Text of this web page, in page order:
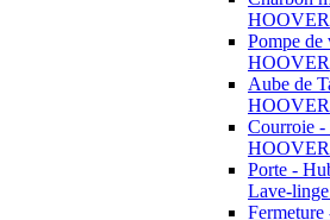
HOOVER
Pompe
HOOVER
Aube de
HOOVER
Courroie -
HOOVER
Porte -
Lave-
Fermeture